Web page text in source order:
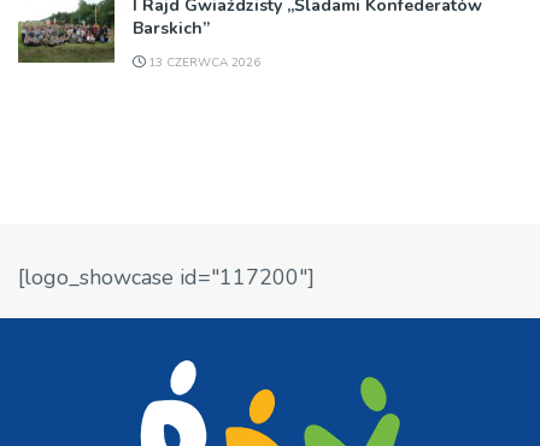
I Rajd Gwiaździsty „Śladami Konfederatów
Barskich”
13 CZERWCA 2026
[logo_showcase id="117200"]